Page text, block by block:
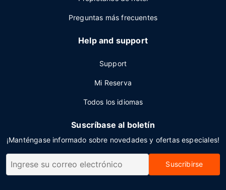
Preguntas más frecuentes
Help and support
Support
Mi Reserva
Todos los idiomas
Suscríbase al boletín
¡Manténgase informado sobre novedades y ofertas especiales!
Suscribirse